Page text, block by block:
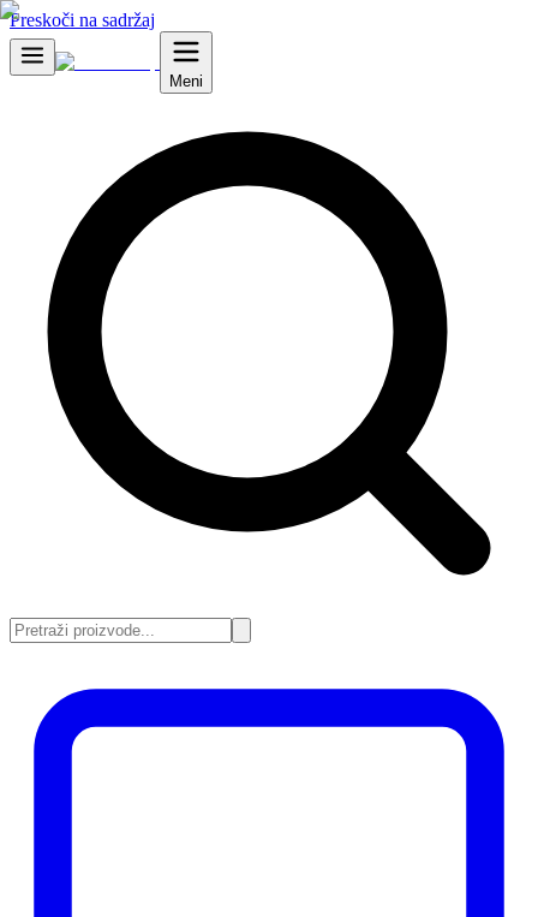
Preskoči na sadržaj
Meni